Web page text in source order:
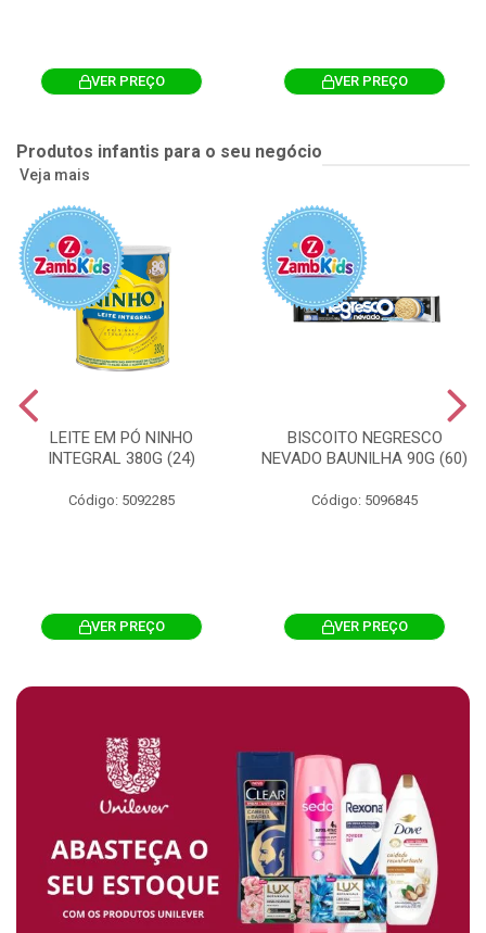
VER PREÇO VER PREÇO
Produtos infantis para o seu negócio
Veja mais
LEITE EM PÓ NINHO
INTEGRAL 380G (24)
Código: 5092285
VER PREÇO
BISCOITO NEGRESCO
NEVADO BAUNILHA 90G (60)
Código: 5096845
VER PREÇO